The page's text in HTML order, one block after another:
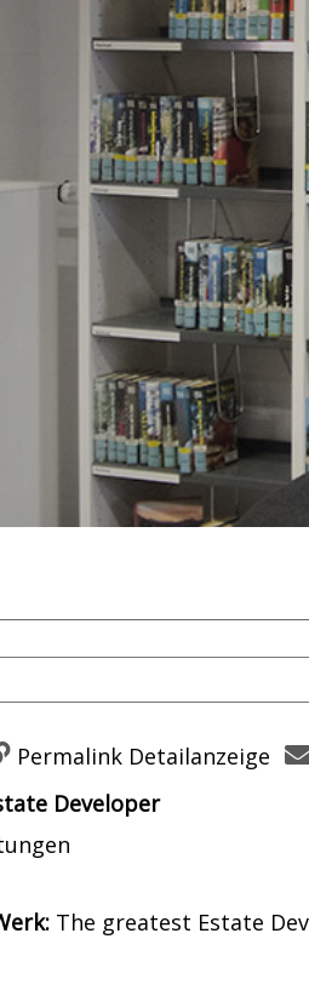
Permalink Detailanzeige
Developer
Verfasser
The greatest Estate